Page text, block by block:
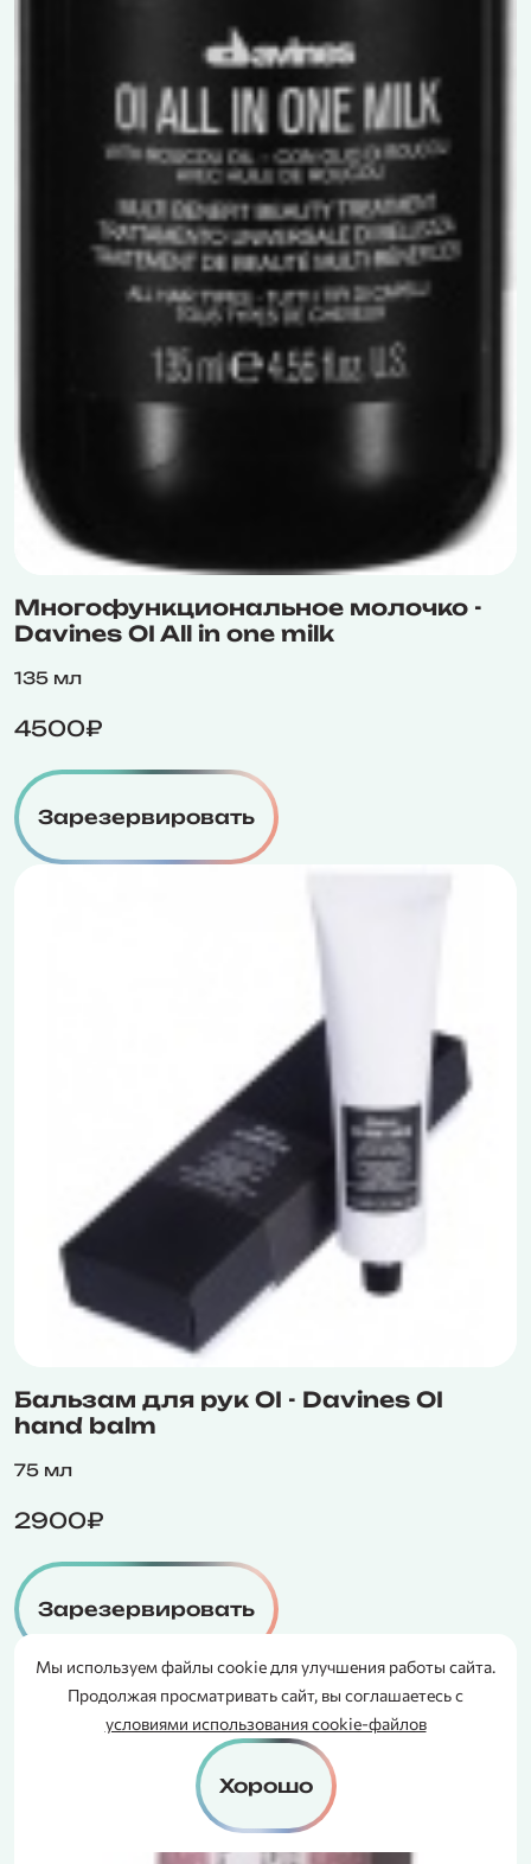
Многофункциональное молочко -
Davines OI All in one milk
135 мл
4500₽
Зарезервировать
Бальзам для рук OI - Davines OI
hand balm
75 мл
2900₽
Зарезервировать
В ПОДАРОК
Мы используем файлы cookie для улучшения работы сайта.
Продолжая просматривать сайт, вы соглашаетесь с
условиями использования cookie-файлов
Хорошо